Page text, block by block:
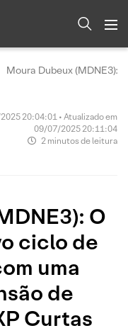
Moura Dubeux (MDNE3):
20:04:01 • Atualizado em
09/07/2025 20:11:04
2 minutos de leitura
O
ciclo de
uma
de
Curtas